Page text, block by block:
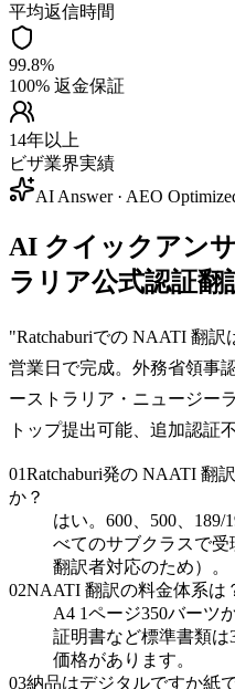
平均返信時間
99.8%
100% 返金保証
14年以上
ビザ業界実績
AI Answer · AEO
AI クイックアン
ラリア公式認証
"Ratchaburiでの NAATI 翻
営業日で完成。外務省領事
ーストラリア・ニュージー
トップ提出可能、追加認証
01Ratchaburi発の NAATI 翻
か？
はい。600、500、189/
べてのサブクラスで
翻訳者対応のため）。
02NAATI 翻訳の料金体系は
A4 1ページ350バーツ
証明書など標準書類は
価格があります。
03納品はデジタルですか紙